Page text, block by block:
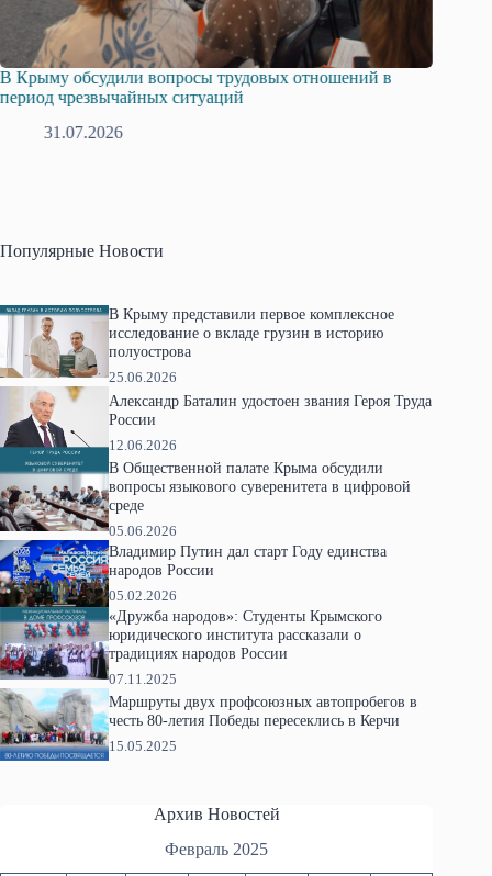
в
Русская община Крыма и Федерация
профсоюзов Крыма укрепляют сотрудничество
Популярные Новости
В Крыму представили первое комплексное
исследование о вкладе грузин в историю
полуострова
25.06.2026
Александр Баталин удостоен звания Героя Труда
России
12.06.2026
В Общественной палате Крыма обсудили
вопросы языкового суверенитета в цифровой
среде
05.06.2026
Владимир Путин дал старт Году единства
народов России
05.02.2026
«Дружба народов»: Студенты Крымского
юридического института рассказали о
традициях народов России
07.11.2025
Маршруты двух профсоюзных автопробегов в
честь 80-летия Победы пересеклись в Керчи
15.05.2025
Архив Новостей
Февраль 2025